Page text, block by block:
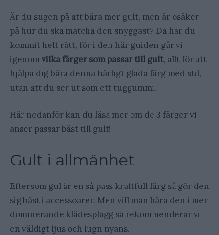
Är du sugen på att bära mer gult, men är osäker
på hur du ska matcha den snyggast? Då har du
kommit helt rätt, för i den här guiden går vi
igenomvilka färger som passar till gult, allt för att
hjälpa dig bära denna härligt glada färg med stil,
utan att du ser ut som ett tuggummi.
Här nedanför kan du läsa mer om de 3 färger vi
anser passar bäst till gult!
Gult i allmänhet
Eftersom gul är en så pass kraftfull färg så gör den
sig bäst i accessoarer. Men vill man bära den i mer
dominerande klädesplagg så rekommenderar vi
en väldigt ljus och lugn nyans.